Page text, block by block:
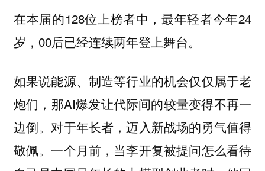
在本届的128位上榜者中，最年轻者今年24
岁，00后已经连续两年登上舞台。
如果说能源、制造等行业的机会仅仅属于老
炮们，那AI爆发让代际间的较量变得不再一
边倒。对于年长者，迈入新战场的勇气值得
敬佩。一个月前，当李开复被提问怎么看待